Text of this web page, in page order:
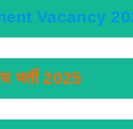
Vacancy
भर्ती 2025